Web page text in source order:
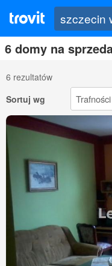
6 domy na
6 rezultatów
Sortuj wg